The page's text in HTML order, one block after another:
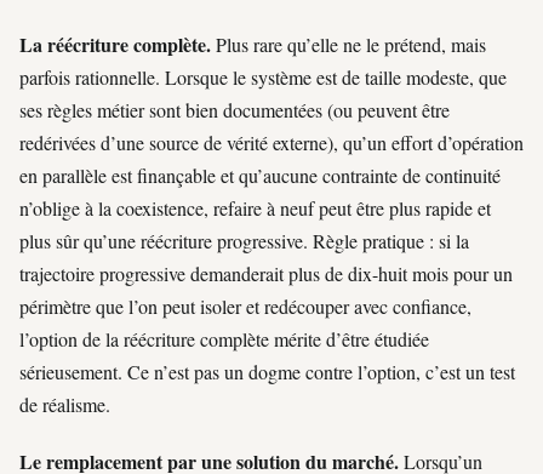
La réécriture complète.Plus rare qu’elle ne le prétend, mais
parfois rationnelle. Lorsque le système est de taille modeste, que
ses règles métier sont bien documentées (ou peuvent être
redérivées d’une source de vérité externe), qu’un effort d’opération
en parallèle est finançable et qu’aucune contrainte de continuité
n’oblige à la coexistence, refaire à neuf peut être plus rapide et
plus sûr qu’une réécriture progressive. Règle pratique : si la
trajectoire progressive demanderait plus de dix-huit mois pour un
périmètre que l’on peut isoler et redécouper avec confiance,
l’option de la réécriture complète mérite d’être étudiée
sérieusement. Ce n’est pas un dogme contre l’option, c’est un test
de réalisme.
Le remplacement par une solution du marché.Lorsqu’un